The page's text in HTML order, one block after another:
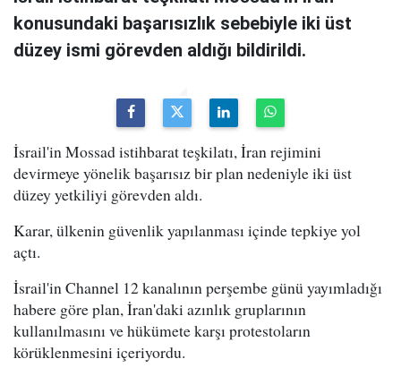
konusundaki başarısızlık sebebiyle iki üst
düzey ismi görevden aldığı bildirildi.
İsrail'in Mossad istihbarat teşkilatı, İran rejimini
devirmeye yönelik başarısız bir plan nedeniyle iki üst
düzey yetkiliyi görevden aldı.
Karar, ülkenin güvenlik yapılanması içinde tepkiye yol
açtı.
İsrail'in Channel 12 kanalının perşembe günü yayımladığı
habere göre plan, İran'daki azınlık gruplarının
kullanılmasını ve hükümete karşı protestoların
körüklenmesini içeriyordu.